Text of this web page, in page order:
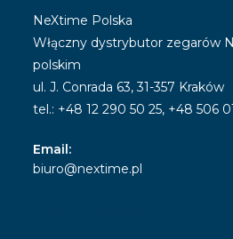
NeXtime Polska
Włączny dystrybutor zegarów
polskim
ul. J. Conrada 63, 31-357 Kraków
tel.: +48 12 290 50 25, +48 506
Email:
biuro@nextime.pl